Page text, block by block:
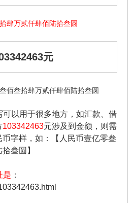
肆万贰仟肆佰陆拾叁圆
元
佰叁拾肆万贰仟肆佰陆拾叁圆
可以用于很多地方，如汇款、借
103342463元涉及到金额，则需
字样，如：【人民币壹亿零叁
叁圆】
是 ：